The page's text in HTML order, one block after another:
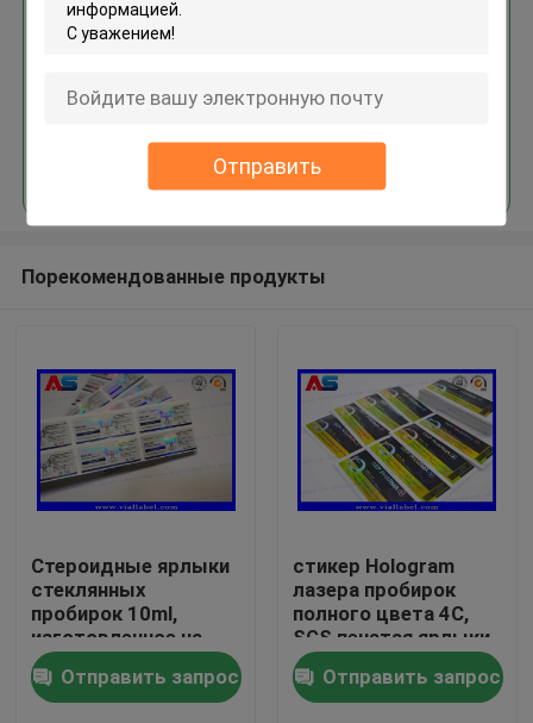
Отправить
Дом
Продукты
Продолжать
Порекомендованные продукты
Стероидные ярлыки
стеклянных
пробирок 10ml,
изготовленное на
заказ стероидное
печатание пробирки
стикера
Отправить запрос
стикер Hologram
лазера пробирок
полного цвета 4C,
SGS печатая ярлыки
бутылки
Отправить запрос